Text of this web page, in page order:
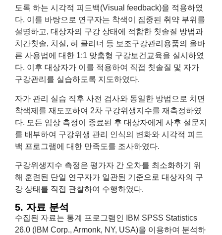
도록 하는 시각적 피드백(Visual feedback)을 적용하였
다. 이를 바탕으로 연구자는 착색이 집중된 취약 부위를
설명하고, 대상자의 구강 상태에 적합한 칫솔질 방법과
치간칫솔, 치실, 혀 클리너 등 보조구강관리용품의 올바
른 사용법에 대한 1:1 맞춤형 구강보건교육을 실시하였
다. 이후 대상자가 이를 적용하여 직접 칫솔질 및 자가
구강관리를 실습하도록 지도하였다.
자가 관리 실습 직후 사전 검사와 동일한 방법으로 치면
착색제를 재도포하여 2차 구강위생지수를 재측정하였
다. 모든 임상 측정이 종료된 후 대상자에게 사후 설문지
를 배부하여 구강위생 관리 인식의 변화와 시각적 피드
백 프로그램에 대한 만족도를 조사하였다.
구강위생지수 측정은 평가자 간 오차를 최소화하기 위
해 훈련된 단일 연구자가 일관된 기준으로 대상자의 구
강 상태를 직접 관찰하여 수행하였다.
5. 자료 분석
수집된 자료는 통계 프로그램인 IBM SPSS Statistics
26.0 (IBM Corp., Armonk, NY, USA)을 이용하여 분석하